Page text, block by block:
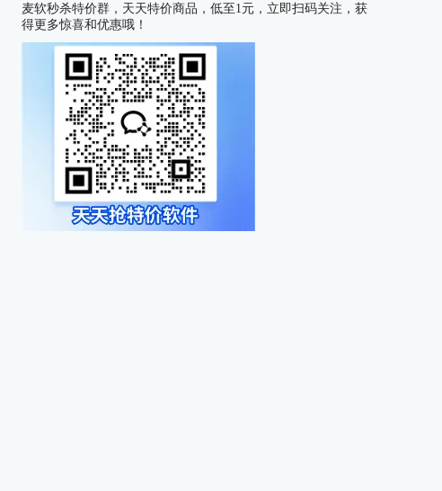
麦软秒杀特价群，天天特价商品，低至1元，立即扫码关注，获
得更多惊喜和优惠哦！